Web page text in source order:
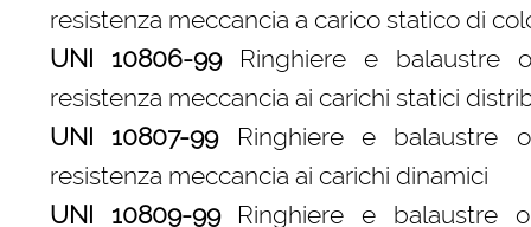
resistenza meccancia a carico statico di
UNI 10806-99Ringhiere e balaustre o
resistenza meccancia ai carichi statici
UNI 10807-99Ringhiere e balaustre o
resistenza meccancia ai carichi dinamici
UNI 10809-99Ringhiere e balaustre o